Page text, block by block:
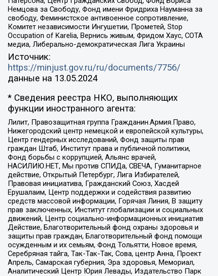
Немцова за Свободу, Фонд имени Фридриха Науманна за
свободу, Феминистское антивоенное сопротивление,
Комитет независимости Ингушетии, Прометей, Stop
Occupation of Karelia, Вернись живым, Фридом Хаус, СОТА
медиа, Либерально-демократическая Лига Украины
Источник:
https://minjust.gov.ru/ru/documents/7756/
данные на 13.05.2024
* Сведения реестра НКО, выполняющих
функции иностранного агента:
Лилит, Правозащитная группа Гражданин.Армия.Право,
Нижегородский центр немецкой и европейской культуры,
Центр гендерных исследований, Фонд защиты прав
граждан Штаб, Институт права и публичной политики,
Фонд борьбы с коррупцией, Альянс врачей,
НАСИЛИЮ.НЕТ, Мы против СПИДа, СВЕЧА, Гуманитарное
действие, Открытый Петербург, Лига Избирателей,
Правовая инициатива, Гражданский Союз, Хасдей
Ерушалаим, Центр поддержки и содействия развитию
средств массовой информации, Горячая Линия, В защиту
прав заключенных, Институт глобализации и социальных
движений, Центр социально-информационных инициатив
Действие, Благотворительный фонд охраны здоровья и
защиты прав граждан, Благотворительный фонд помощи
осужденным и их семьям, Фонд Тольятти, Новое время,
Серебряная тайга, Так-Так-Так, Сова, центр Анна, Проект
Апрель, Самарская губерния, Эра здоровья, Мемориал,
Аналитический Центр Юрия Левады, Издательство Парк